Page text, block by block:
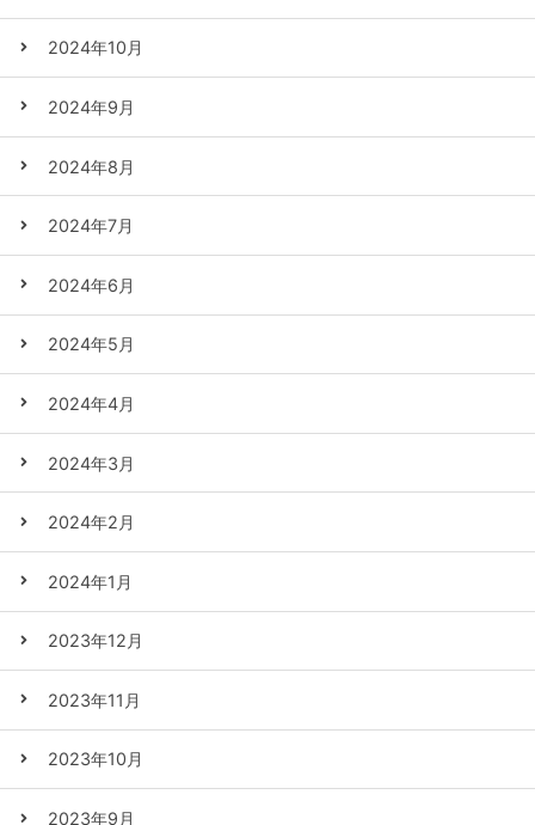
2024年10月
2024年9月
2024年8月
2024年7月
2024年6月
2024年5月
2024年4月
2024年3月
2024年2月
2024年1月
2023年12月
2023年11月
2023年10月
2023年9月